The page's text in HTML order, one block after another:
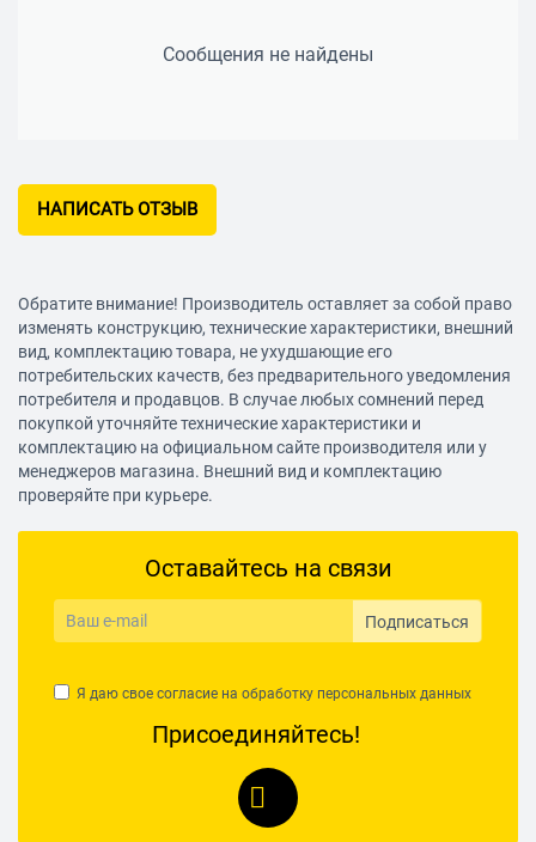
Сообщения не найдены
НАПИСАТЬ ОТЗЫВ
Обратите внимание! Производитель оставляет за собой право
изменять конструкцию, технические характеристики, внешний
вид, комплектацию товара, не ухудшающие его
потребительских качеств, без предварительного уведомления
потребителя и продавцов. В случае любых сомнений перед
покупкой уточняйте технические характеристики и
комплектацию на официальном сайте производителя или у
менеджеров магазина. Внешний вид и комплектацию
проверяйте при курьере.
Оставайтесь на связи
Подписаться
Я даю свое согласие на обработку персональных данных
Присоединяйтесь!